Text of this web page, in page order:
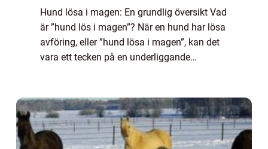
Hund lösa i magen: En grundlig översikt Vad
är ”hund lös i magen”? När en hund har lösa
avföring, eller ”hund lösa i magen”, kan det
vara ett tecken på en underliggande